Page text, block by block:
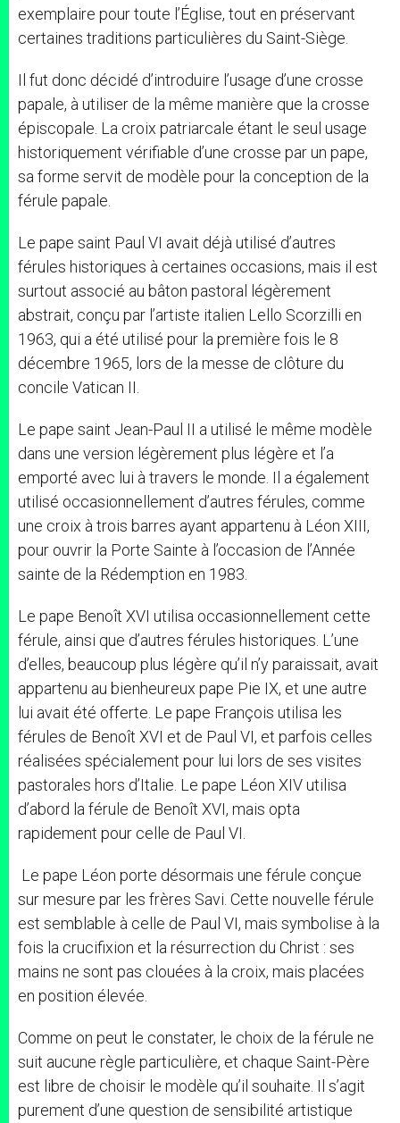
exemplaire pour toute l’Église, tout en préservant
certaines traditions particulières du Saint-Siège.
Il fut donc décidé d’introduire l’usage d’une crosse
papale, à utiliser de la même manière que la crosse
épiscopale. La croix patriarcale étant le seul usage
historiquement vérifiable d’une crosse par un pape,
sa forme servit de modèle pour la conception de la
férule papale.
Le pape saint Paul VI avait déjà utilisé d’autres
férules historiques à certaines occasions, mais il est
surtout associé au bâton pastoral légèrement
abstrait, conçu par l’artiste italien Lello Scorzilli en
1963, qui a été utilisé pour la première fois le 8
décembre 1965, lors de la messe de clôture du
concile Vatican II.
Le pape saint Jean-Paul II a utilisé le même modèle
dans une version légèrement plus légère et l’a
emporté avec lui à travers le monde. Il a également
utilisé occasionnellement d’autres férules, comme
une croix à trois barres ayant appartenu à Léon XIII,
pour ouvrir la Porte Sainte à l’occasion de l’Année
sainte de la Rédemption en 1983.
Le pape Benoît XVI utilisa occasionnellement cette
férule, ainsi que d’autres férules historiques. L’une
d’elles, beaucoup plus légère qu’il n’y paraissait, avait
appartenu au bienheureux pape Pie IX, et une autre
lui avait été offerte. Le pape François utilisa les
férules de Benoît XVI et de Paul VI, et parfois celles
réalisées spécialement pour lui lors de ses visites
pastorales hors d’Italie. Le pape Léon XIV utilisa
d’abord la férule de Benoît XVI, mais opta
rapidement pour celle de Paul VI.
Le pape Léon porte désormais une férule conçue
sur mesure par les frères Savi. Cette nouvelle férule
est semblable à celle de Paul VI, mais symbolise à la
fois la crucifixion et la résurrection du Christ : ses
mains ne sont pas clouées à la croix, mais placées
en position élevée.
Comme on peut le constater, le choix de la férule ne
suit aucune règle particulière, et chaque Saint-Père
est libre de choisir le modèle qu’il souhaite. Il s’agit
purement d’une question de sensibilité artistique